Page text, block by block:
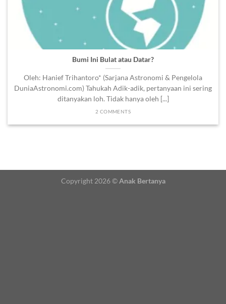
Bumi Ini Bulat atau Datar?
Oleh: Hanief Trihantoro* (Sarjana Astronomi & Pengelola
DuniaAstronomi.com) Tahukah Adik-adik, pertanyaan ini sering
ditanyakan loh. Tidak hanya oleh [...]
2 COMMENTS
Copyright 2026 ©Anak Bertanya